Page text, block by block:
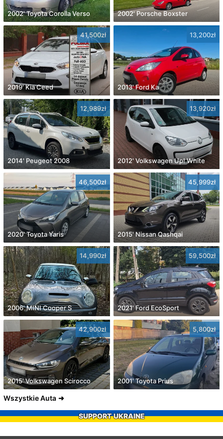
2002' Toyota Corolla Verso 2002' Porsche Boxster
41,500zł
2019' Kia Ceed
13,200zł
2013' Ford Ka
12,989zł
2014' Peugeot 2008
13,920zł
2012' Volkswagen Up! White
46,500zł
2020' Toyota Yaris
45,999zł
2015' Nissan Qashqai
14,990zł
2006' MINI Cooper S
59,500zł
2021' Ford EcoSport
42,900zł
2015' Volkswagen Scirocco
5,800zł
2001' Toyota Prius
Wszystkie Auta
SUPPORT UKRAINE